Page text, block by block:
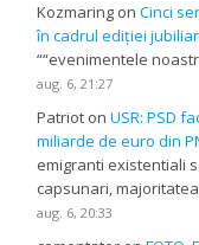
Kozmaring onCinci
în cadrul ediției
““evenimentele
aug. 6, 21:27
Patriot onUSR: PSD
miliarde de euro din
emigranti existentiali
capsunari,
aug. 6, 20:33